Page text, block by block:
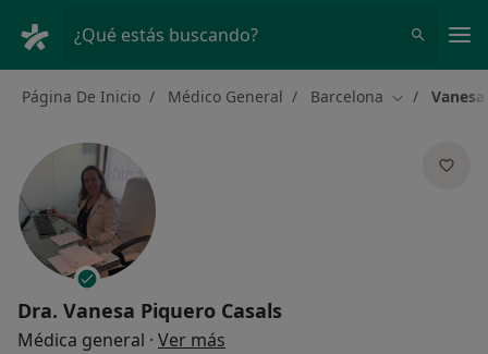
¿Qué estás buscando?
Página De Inicio Médico General Barcelona Cambiar de
Dra. Vanesa Piquero Casals
Médica general · Ver más